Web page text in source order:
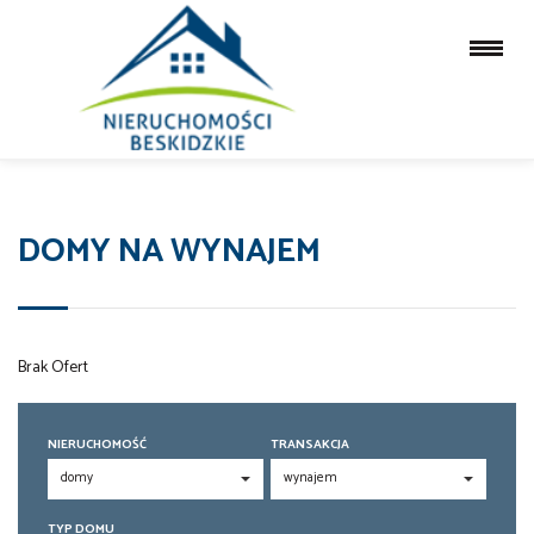
DOMY NA WYNAJEM
Brak Ofert
NIERUCHOMOŚĆ TRANSAKCJA
TYP DOMU